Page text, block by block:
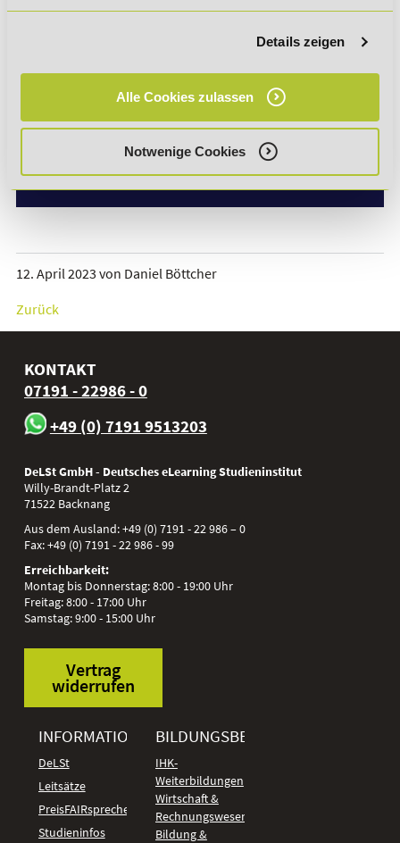
Details zeigen
Alle Cookies zulassen
Notwenige Cookies
FÜHRUNGSKRÄFTEENTWICKLUNG?
Führung und Zusammenarbeit
Führen auf Distanz
12. April 2023 von Daniel Böttcher
Zurück
KONTAKT
07191 - 22986 - 0
+49 (0) 7191 9513203
DeLSt GmbH - Deutsches eLearning Studieninstitut
Willy-Brandt-Platz 2
71522 Backnang
Aus dem Ausland:+49 (0) 7191 - 22 986 – 0
Fax:+49 (0) 7191 - 22 986 - 99
Erreichbarkeit:
Montag bis Donnerstag: 8:00 - 19:00 Uhr
Freitag: 8:00 - 17:00 Uhr
Samstag: 9:00 - 15:00 Uhr
Vertrag
widerrufen
INFORMATIONEN
DeLSt
Leitsätze
PreisFAIRsprechen
Studieninfos
BILDUNGSBEREICHE
IHK-
Weiterbildungen
Wirtschaft &
Rechnungswesen
Bildung &